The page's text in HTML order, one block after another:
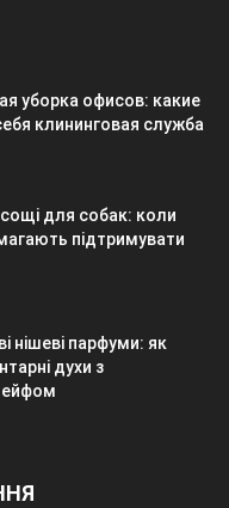
уборка офисов: какие
клининговая служба
для собак: коли
підтримувати
нішеві парфуми: як
духи з